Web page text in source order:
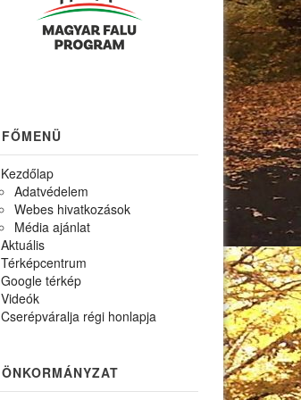
FŐMENÜ
Kezdőlap
Adatvédelem
Webes hivatkozások
Média ajánlat
Aktuális
Térképcentrum
Google térkép
Videók
Cserépváralja régi honlapja
ÖNKORMÁNYZAT